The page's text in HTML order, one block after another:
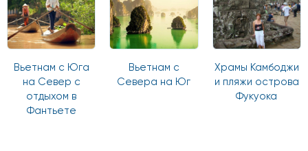
Вьетнам с Юга
на Север с
отдыхом в
Фантьете
Вьетнам с
Севера на Юг
Храмы Камбоджи
и пляжи острова
Фукуока